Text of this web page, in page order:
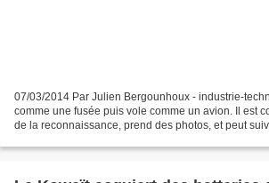
07/03/2014 Par Julien Bergounhoux - industrie-
comme une fusée puis vole comme un avion. Il est
de la reconnaissance, prend des photos, et peut